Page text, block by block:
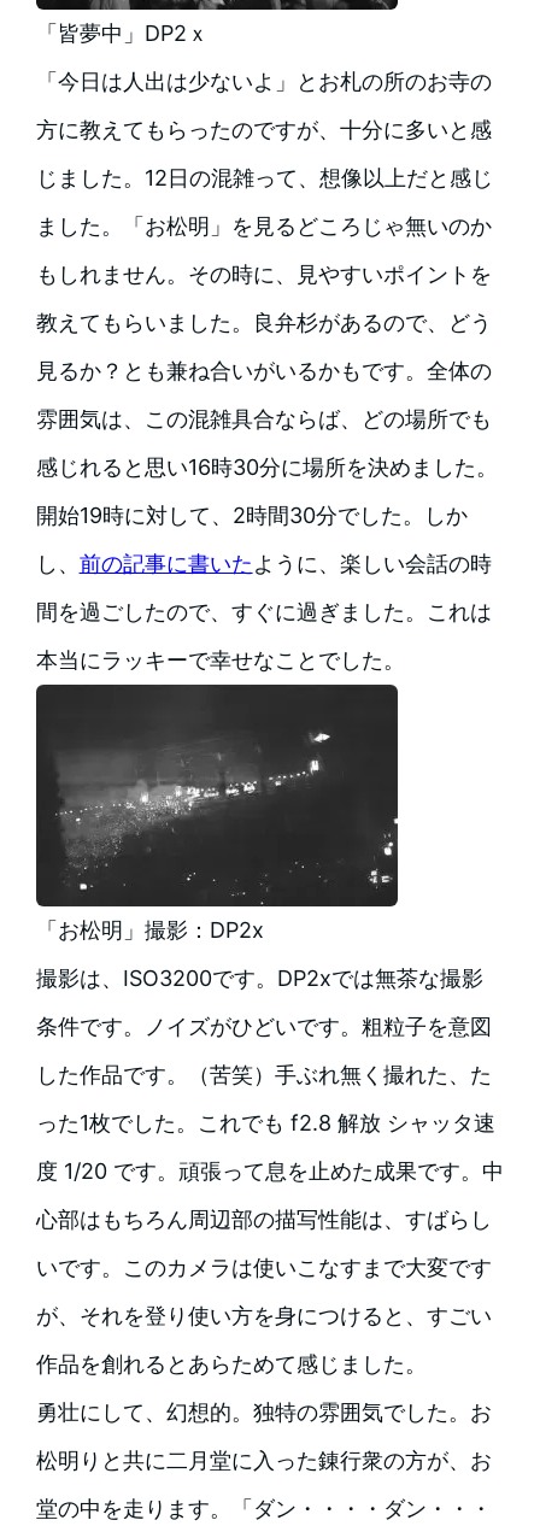
「皆夢中」DP2ｘ
「今日は人出は少ないよ」とお札の所のお寺の
方に教えてもらったのですが、十分に多いと感
じました。12日の混雑って、想像以上だと感じ
ました。「お松明」を見るどころじゃ無いのか
もしれません。その時に、見やすいポイントを
教えてもらいました。良弁杉があるので、どう
見るか？とも兼ね合いがいるかもです。全体の
雰囲気は、この混雑具合ならば、どの場所でも
感じれると思い16時30分に場所を決めました。
開始19時に対して、2時間30分でした。しか
し、 前の記事に書いたように、楽しい会話の時
間を過ごしたので、すぐに過ぎました。これは
本当にラッキーで幸せなことでした。
「お松明」撮影：DP2x
撮影は、ISO3200です。DP2xでは無茶な撮影
条件です。ノイズがひどいです。粗粒子を意図
した作品です。（苦笑）手ぶれ無く撮れた、た
った1枚でした。これでも f2.8 解放 シャッタ速
度 1/20 です。頑張って息を止めた成果です。中
心部はもちろん周辺部の描写性能は、すばらし
いです。このカメラは使いこなすまで大変です
が、それを登り使い方を身につけると、すごい
作品を創れるとあらためて感じました。
勇壮にして、幻想的。独特の雰囲気でした。お
松明りと共に二月堂に入った錬行衆の方が、お
堂の中を走ります。「ダン・・・・ダン・・・